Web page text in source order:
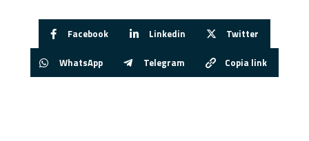
Facebook Linkedin Twitter
WhatsApp Telegram Copia link